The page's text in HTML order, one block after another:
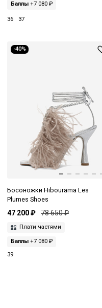
Баллы +7 080 ₽
36 37
-40%
Босоножки Hibourama Les
Plumes Shoes
47 200 ₽ 78 650 ₽
Плати частями
Баллы +7 080 ₽
39